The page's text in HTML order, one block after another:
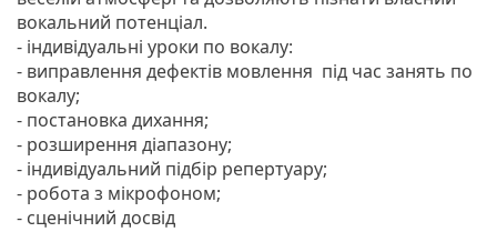
вокальний потенціал.
- індивідуальні уроки по вокалу:
- виправлення дефектів мовлення під час занять по
вокалу;
- постановка дихання;
- розширення діапазону;
- індивідуальний підбір репертуару;
- робота з мікрофоном;
- сценічний досвід